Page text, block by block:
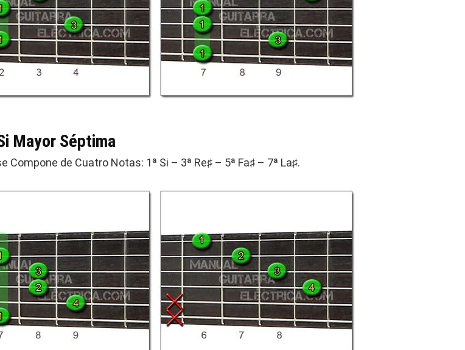
Mayor Séptima
Compone de Cuatro Notas: 1ª Si – 3ª Re♯ – 5ª Fa♯ – 7ª La♯.